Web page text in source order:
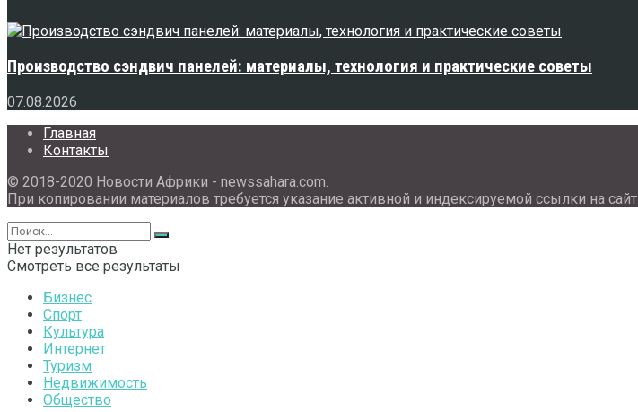
Производство сэндвич панелей: материалы, технология и практические советы
07.08.2026
Главная
Контакты
© 2018-2020 Новости Африки - newssahara.com.
При копировании материалов требуется указание активной и индексируемой ссылки на сайт.
Нет результатов
Смотреть все результаты
Бизнес
Спорт
Культура
Интернет
Туризм
Недвижимость
Общество